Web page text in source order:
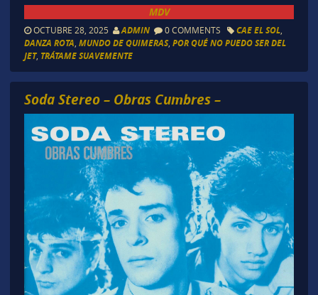
MDV
OCTUBRE 28, 2025 ADMIN 0 COMMENTS CAE EL SOL,
DANZA ROTA, MUNDO DE QUIMERAS, POR QUÉ NO PUEDO SER DEL
JET, TRÁTAME SUAVEMENTE
Soda Stereo – Obras Cumbres –